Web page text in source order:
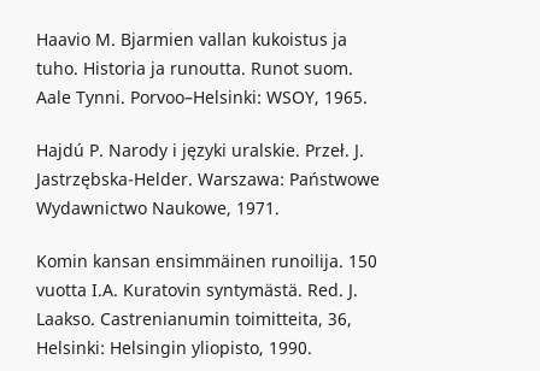
Haavio M. Bjarmien vallan kukoistus ja
tuho. Historia ja runoutta. Runot suom.
Aale Tynni. Porvoo–Helsinki: WSOY, 1965.
Hajdú P. Narody i języki uralskie. Przeł. J.
Jastrzębska-Helder. Warszawa: Państwowe
Wydawnictwo Naukowe, 1971.
Komin kansan ensimmäinen runoilija. 150
vuotta I.A. Kuratovin syntymästä. Red. J.
Laakso. Castrenianumin toimitteita, 36,
Helsinki: Helsingin yliopisto, 1990.